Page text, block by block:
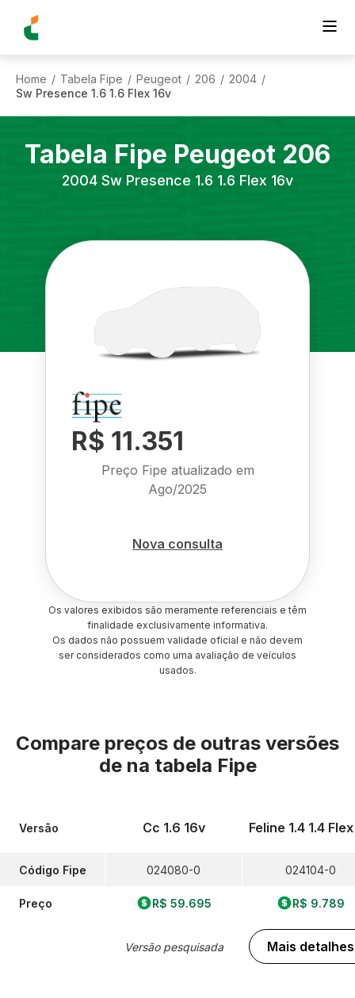
Home / Tabela Fipe / Peugeot / 206 / 2004 /
Sw Presence 1.6 1.6 Flex 16v
Tabela Fipe Peugeot 206
2004 Sw Presence 1.6 1.6 Flex 16v
R$ 11.351
Preço Fipe atualizado em
Ago/2025
Nova consulta
Os valores exibidos são meramente referenciais e têm
finalidade exclusivamente informativa.
Os dados não possuem validade oficial e não devem
ser considerados como uma avaliação de veículos
usados.
Compare preços de outras versões
de na tabela Fipe
Versão
Código Fipe
Preço
Cc 1.6 16v
024080-0
R$ 59.695
Versão pesquisada
Feline 1.4 1.4
024104-0
R$ 9.789
Mais detalhes